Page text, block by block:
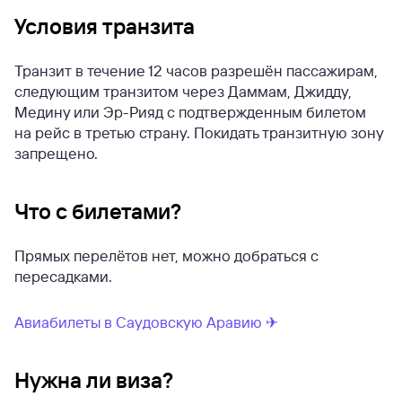
Условия транзита
Транзит в течение 12 часов разрешён пассажирам,
следующим транзитом через Даммам, Джидду,
Медину или Эр-Рияд с подтвержденным билетом
на рейс в третью страну. Покидать транзитную зону
запрещено.
Что с билетами?
Прямых перелётов нет, можно добраться с
пересадками.
Авиабилеты в Саудовскую Аравию ✈
Нужна ли виза?